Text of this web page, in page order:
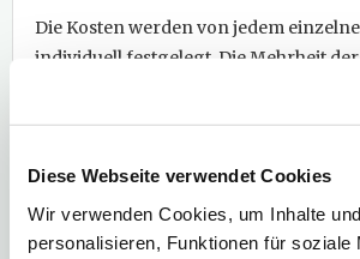
Diese Webseite verwendet Cookies
Wir verwenden Cookies, um Inhalte
personalisieren, Funktionen für soziale
Die Kosten werden von jedem
individuell festgelegt. Die Mehrheit
deutschsprachigen Raum beschränkt
üblicherweise nur beiKontraktenauf
an. Zusätzliche Kosten für CFDs
durch Finanzierungszinsen (siehe